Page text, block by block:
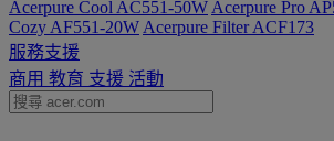
Acerpure Cool AC551-50W Acerpure Pro
Cozy AF551-20W Acerpure Filter ACF173
服務支援
商用 教育 支援 活動